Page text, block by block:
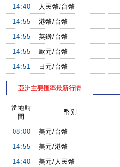
14:40 人民幣/台幣
14:55 港幣/台幣
14:55 英鎊/台幣
14:55 歐元/台幣
14:51 日元/台幣
亞洲主要匯率最新行情
當地時
間
幣別
08:00 美元/台幣
14:55 美元/港幣
14:40 美元/人民幣